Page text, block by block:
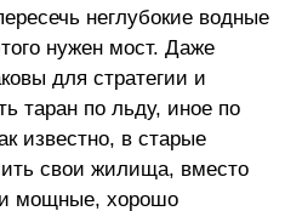
неглубокие водные
нужен мост. Даже
для стратегии и
таран по льду, иное по
известно, в старые
свои жилища, вместо
мощные, хорошо